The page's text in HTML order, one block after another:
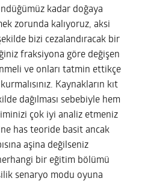
kadar doğaya
zorunda kalıyoruz, aksi
bizi cezalandıracak bir
fraksiyona göre değişen
ve onları tatmin ettikçe
Kaynakların kıt
dağılması sebebiyle hem
çok iyi analiz etmeniz
has teoride basit ancak
aşina değilseniz
bir eğitim bölümü
senaryo modu oyuna